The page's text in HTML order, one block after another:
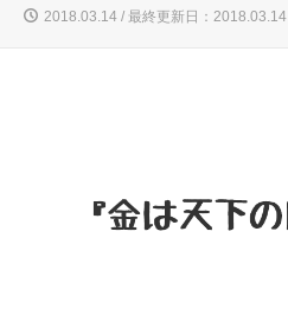
2018.03.14 / 最終更新日：2018.03.14